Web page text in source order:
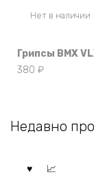
Нет в наличии
Грипсы BMX
380 ₽
Недавно